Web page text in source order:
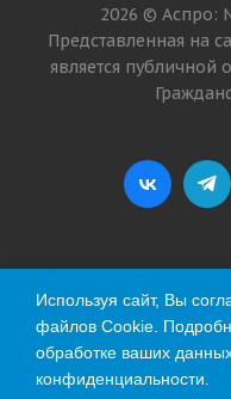
2026 © Аспро:
Представленная на
является публичной
Используя сайт, Вы
файлов Cookie.
обработке ваших
конфиденциальности.